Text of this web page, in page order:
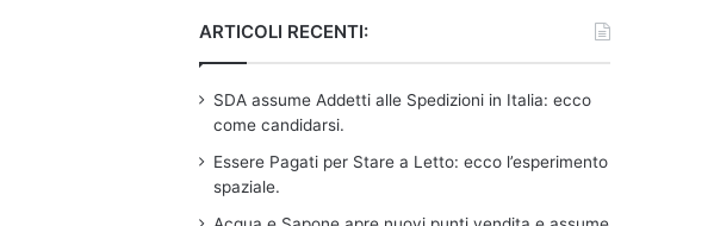
ARTICOLI RECENTI:
SDA assume Addetti alle Spedizioni in Italia: ecco
come candidarsi.
Essere Pagati per Stare a Letto: ecco l’esperimento
spaziale.